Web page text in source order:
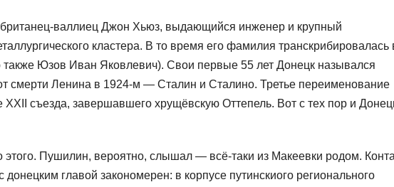
валлиец Джон Хьюз, выдающийся инженер и крупный
кластера. В то время его фамилия транскрибировалась
также Юзов Иван Яковлевич). Свои первые 55 лет Донецк назывался
смерти Ленина в 1924-м — Сталин и Сталино. Третье переименование
XXII съезда, завершавшего хрущёвскую Оттепель. Вот с тех пор и
этого. Пушилин, вероятно, слышал — всё-таки из Макеевки родом.
донецким главой закономерен: в корпусе путинскиого регионального